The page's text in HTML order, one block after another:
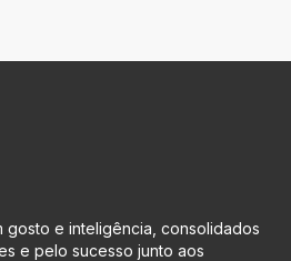
gosto e inteligência, consolidados
e pelo sucesso junto aos